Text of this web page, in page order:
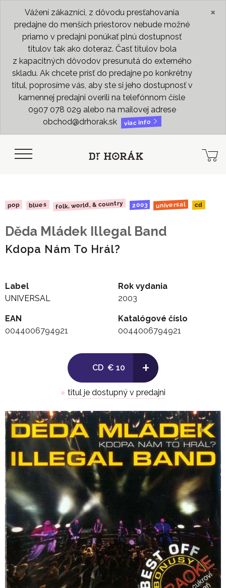
Vážení zákazníci, z dôvodu presťahovania
predajne do menších priestorov nebude možné
priamo v predajni ponúkať plnú dostupnosť
titulov tak ako doteraz. Časť titulov bola
z kapacitných dôvodov presunutá do externého
skladu. Ak chcete prísť do predajne po konkrétny
titul, poprosíme vás, aby ste si jeho dostupnosť v
kamennej predajni overili na telefónnom čísle
0907 078 029 alebo na mailovej adrese
obchod@drhorak.sk
viac info
×
pop blues folk, world, & country 2003 universal cd
Děda Mládek Illegal Band
Kdopa Nám To Hrál?
Label
UNIVERSAL
Rok vydania
2003
EAN
0044006794921
Katalógové číslo
0044006794921
CD € 10 +
● titul je dostupný v predajni